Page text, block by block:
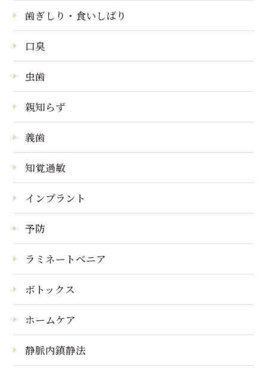
歯ぎしり・食いしばり
口臭
虫歯
親知らず
義歯
知覚過敏
インプラント
予防
ラミネートべニア
ボトックス
ホームケア
静脈内鎮静法